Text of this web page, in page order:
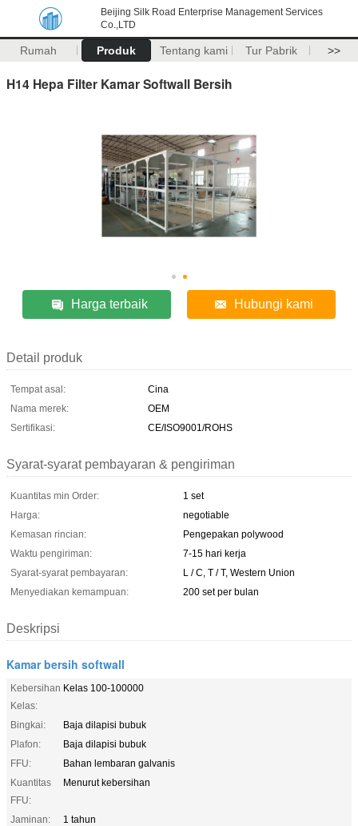
Beijing Silk Road Enterprise Management Services
Co.,LTD
Rumah Produk Tentang kami Tur Pabrik >>
H14 Hepa Filter Kamar Softwall Bersih
Harga terbaik Hubungi kami
Detail produk
Tempat asal:
Cina
Nama merek:
OEM
Sertifikasi:
CE/ISO9001/ROHS
Syarat-syarat pembayaran & pengiriman
Kuantitas min Order:
1 set
Harga:
negotiable
Kemasan rincian:
Pengepakan polywood
Waktu pengiriman:
7-15 hari kerja
Syarat-syarat pembayaran:
L / C, T / T, Western Union
Menyediakan kemampuan:
200 set per bulan
Deskripsi
Kamar bersih softwall
Kebersihan
Kelas:
Kelas 100-100000
Bingkai:
Baja dilapisi bubuk
Plafon:
Baja dilapisi bubuk
FFU:
Bahan lembaran galvanis
Kuantitas
FFU:
Menurut kebersihan
Jaminan:
1 tahun